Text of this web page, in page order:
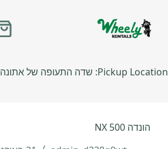
לתוכן
עגלת
Pickup Location: שדה התעופה של אתונה
הונדה NX 500